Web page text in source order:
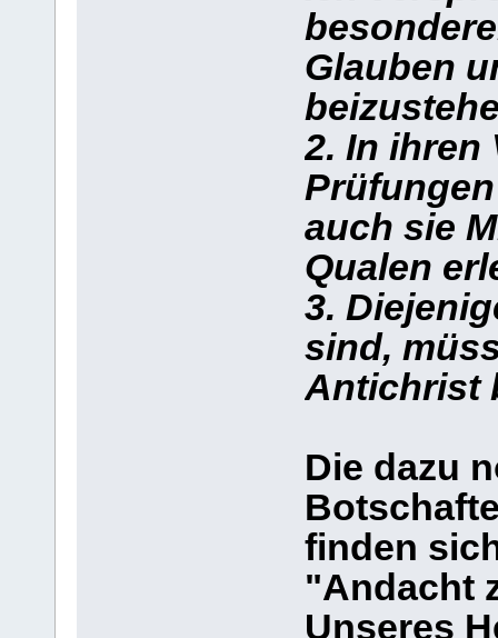
Glauben
2. In ihren
auch sie
Qualen
3.
sind,
Antichrist
Die dazu
finden
"Andacht
Unseres